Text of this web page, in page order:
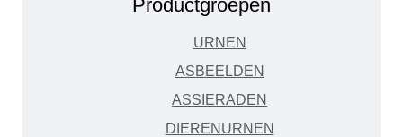
Productgroepen
URNEN
ASBEELDEN
ASSIERADEN
DIERENURNEN